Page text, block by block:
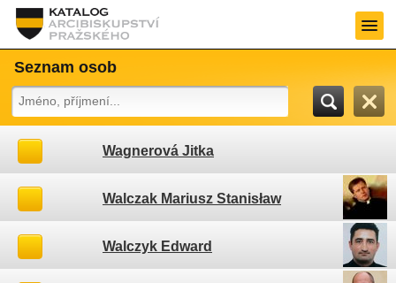
Seznam osob
Wagnerová Jitka
Walczak Mariusz Stanisław
Walczyk Edward